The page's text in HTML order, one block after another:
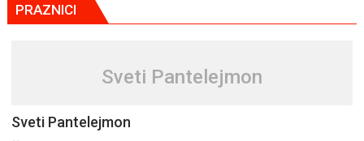
PRAZNICI
Sveti Pantelejmon
Sveti Pantelejmon